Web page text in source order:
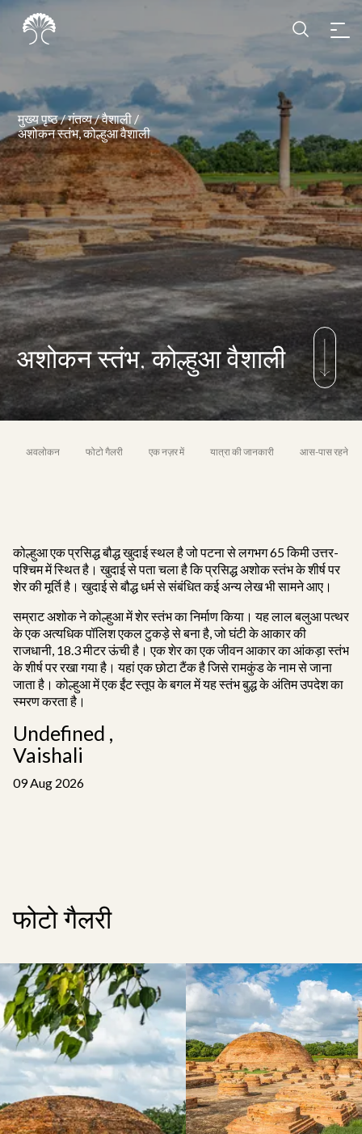
अशोकन स्तंभ, कोल्हुआ वैशाली
मुख्य पृष्ठ/गंतव्य/वैशाली /
अशोकन स्तंभ, कोल्हुआ वैशाली
अवलोकन फोटो गैलरी एक नज़र में यात्रा की जानकारी आस-पास रहने
कोल्हुआ एक प्रसिद्ध बौद्ध खुदाई स्थल है जो पटना से लगभग 65 किमी उत्तर-
पश्चिम में स्थित है। खुदाई से पता चला है कि प्रसिद्ध अशोक स्तंभ के शीर्ष पर
शेर की मूर्ति है। खुदाई से बौद्ध धर्म से संबंधित कई अन्य लेख भी सामने आए।
सम्राट अशोक ने कोल्हुआ में शेर स्तंभ का निर्माण किया। यह लाल बलुआ पत्थर
के एक अत्यधिक पॉलिश एकल टुकड़े से बना है, जो घंटी के आकार की
राजधानी, 18.3 मीटर ऊंची है। एक शेर का एक जीवन आकार का आंकड़ा स्तंभ
के शीर्ष पर रखा गया है। यहां एक छोटा टैंक है जिसे रामकुंड के नाम से जाना
जाता है। कोल्हुआ में एक ईंट स्तूप के बगल में यह स्तंभ बुद्ध के अंतिम उपदेश का
स्मरण करता है।
Undefined ,
Vaishali
09 Aug 2026
फोटो गैलरी